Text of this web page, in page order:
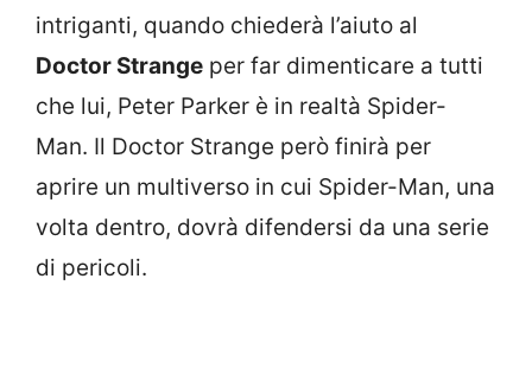
intriganti, quando chiederà l’aiuto al
Doctor Strange per far dimenticare a tutti
che lui, Peter Parker è in realtà Spider-
Man. Il Doctor Strange però finirà per
aprire un multiverso in cui Spider-Man, una
volta dentro, dovrà difendersi da una serie
di pericoli.